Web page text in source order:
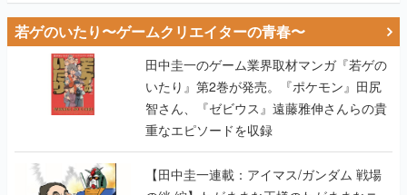
若ゲのいたり〜ゲームクリエイターの青春〜
田中圭一のゲーム業界取材マンガ『若ゲの
いたり』第2巻が発売。『ポケモン』田尻
智さん、『ゼビウス』遠藤雅伸さんらの貴
重なエピソードを収録
【田中圭一連載：アイマス/ガンダム 戦場